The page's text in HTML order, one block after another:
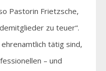
Pastorin Frietzsche,
zu teuer“.
tätig sind,
– und